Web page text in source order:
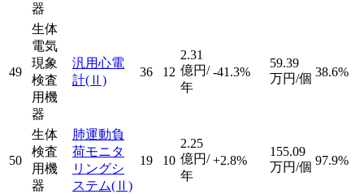
器
49
生体
電気
現象
検査
用機
器
汎用心電
計(Ⅱ)
36 12
2.31
億円/
年
-41.3%
59.39
万円/個 38.6%
50
生体
検査
用機
器
肺運動負
荷モニタ
リングシ
ステム(Ⅱ)
19 10
2.25
億円/
年
+2.8%
155.09
万円/個 97.9%